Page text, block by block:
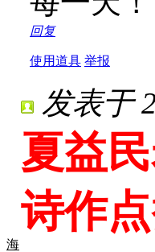
回复
使用道具 举报
海
发表于
夏益
诗作点